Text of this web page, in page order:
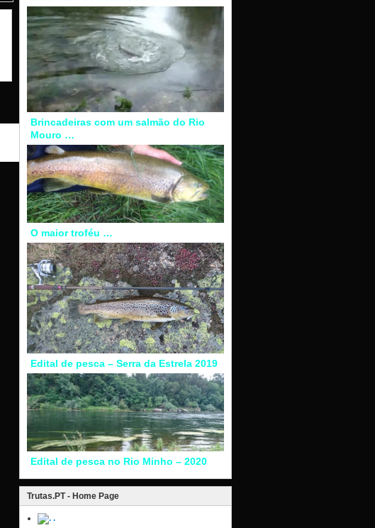
Brincadeiras com um salmão do Rio
Mouro …
O maior troféu …
Edital de pesca – Serra da Estrela 2019
Edital de pesca no Rio Minho – 2020
Trutas.PT - Home Page
.